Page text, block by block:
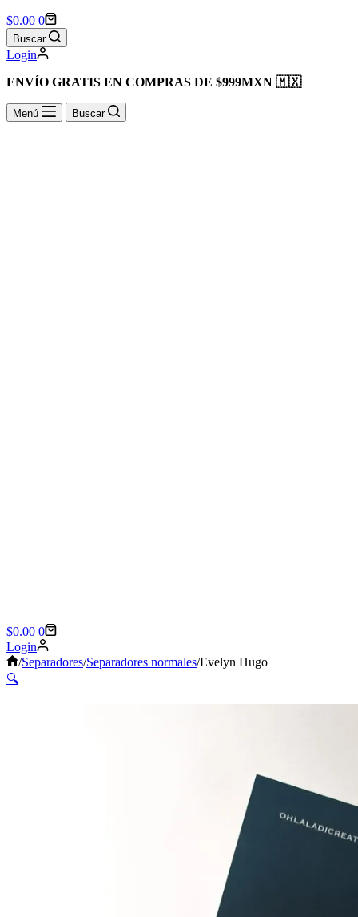
Shopping
cart
$0.00 0
Buscar
Login
ENVÍO GRATIS EN COMPRAS DE $999MXN 🇲🇽
Menú Buscar
Shopping
cart
$0.00 0
Login
Sin
/Separadores/Separadores normales/Evelyn Hugo
🔍